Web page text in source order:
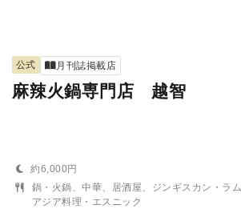
公式 月刊誌掲載店
麻辣火鍋専門店 越智
約6,000円
鍋・火鍋、中華、居酒屋、ジンギスカン・ラム
アジア料理・エスニック